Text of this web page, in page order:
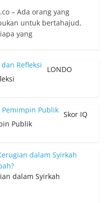
– Ada orang yang
untuk bertahajud,
yang
LONDO
Skor IQ
Publik
dalam Syirkah